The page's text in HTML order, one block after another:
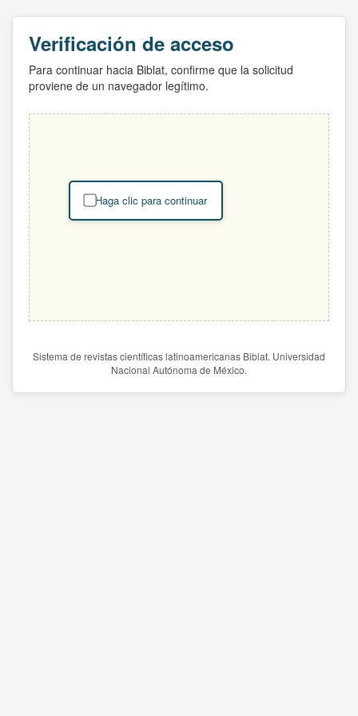
Verificación de acceso
Para continuar hacia Biblat, confirme que la solicitud
proviene de un navegador legítimo.
Haga clic para continuar
Sistema de revistas científicas latinoamericanas Biblat. Universidad
Nacional Autónoma de México.